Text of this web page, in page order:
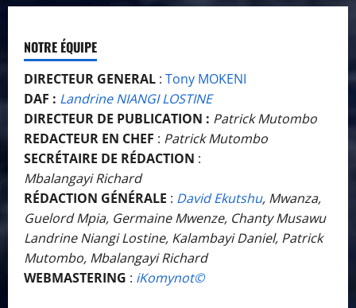
NOTRE ÉQUIPE
DIRECTEUR GENERAL : Tony MOKENI
DAF : Landrine NIANGI LOSTINE
DIRECTEUR DE PUBLICATION : Patrick Mutombo
REDACTEUR EN CHEF : Patrick Mutombo
SECRÉTAIRE DE RÉDACTION :
Mbalangayi Richard
RÉDACTION GÉNÉRALE : David Ekutshu, Mwanza,
Guelord Mpia, Germaine Mwenze, Chanty Musawu
Landrine Niangi Lostine, Kalambayi Daniel, Patrick
Mutombo, Mbalangayi Richard
WEBMASTERING : iKomynot©️